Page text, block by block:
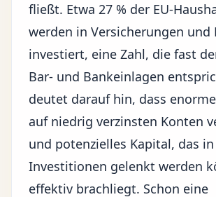
fließt. Etwa 27 % der EU-
werden in Versicherungen und
investiert, eine Zahl, die fast
Bar- und Bankeinlagen
deutet darauf hin, dass
auf niedrig verzinsten Konten
und potenzielles Kapital, das
Investitionen gelenkt werden
effektiv brachliegt. Schon eine